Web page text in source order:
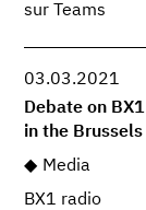
sur Teams
03.03.2021
Debate on
in the
Media
BX1 radio